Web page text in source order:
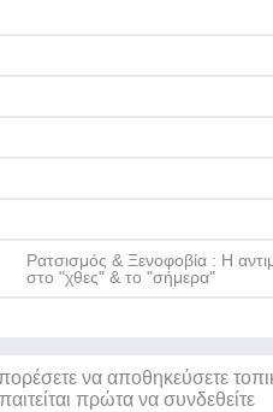
Ρατσισμός & Ξενοφοβία : Η
στο "χθες" & το "σήμερα"
να αποθηκεύσετε
πρώτα να συνδεθείτε